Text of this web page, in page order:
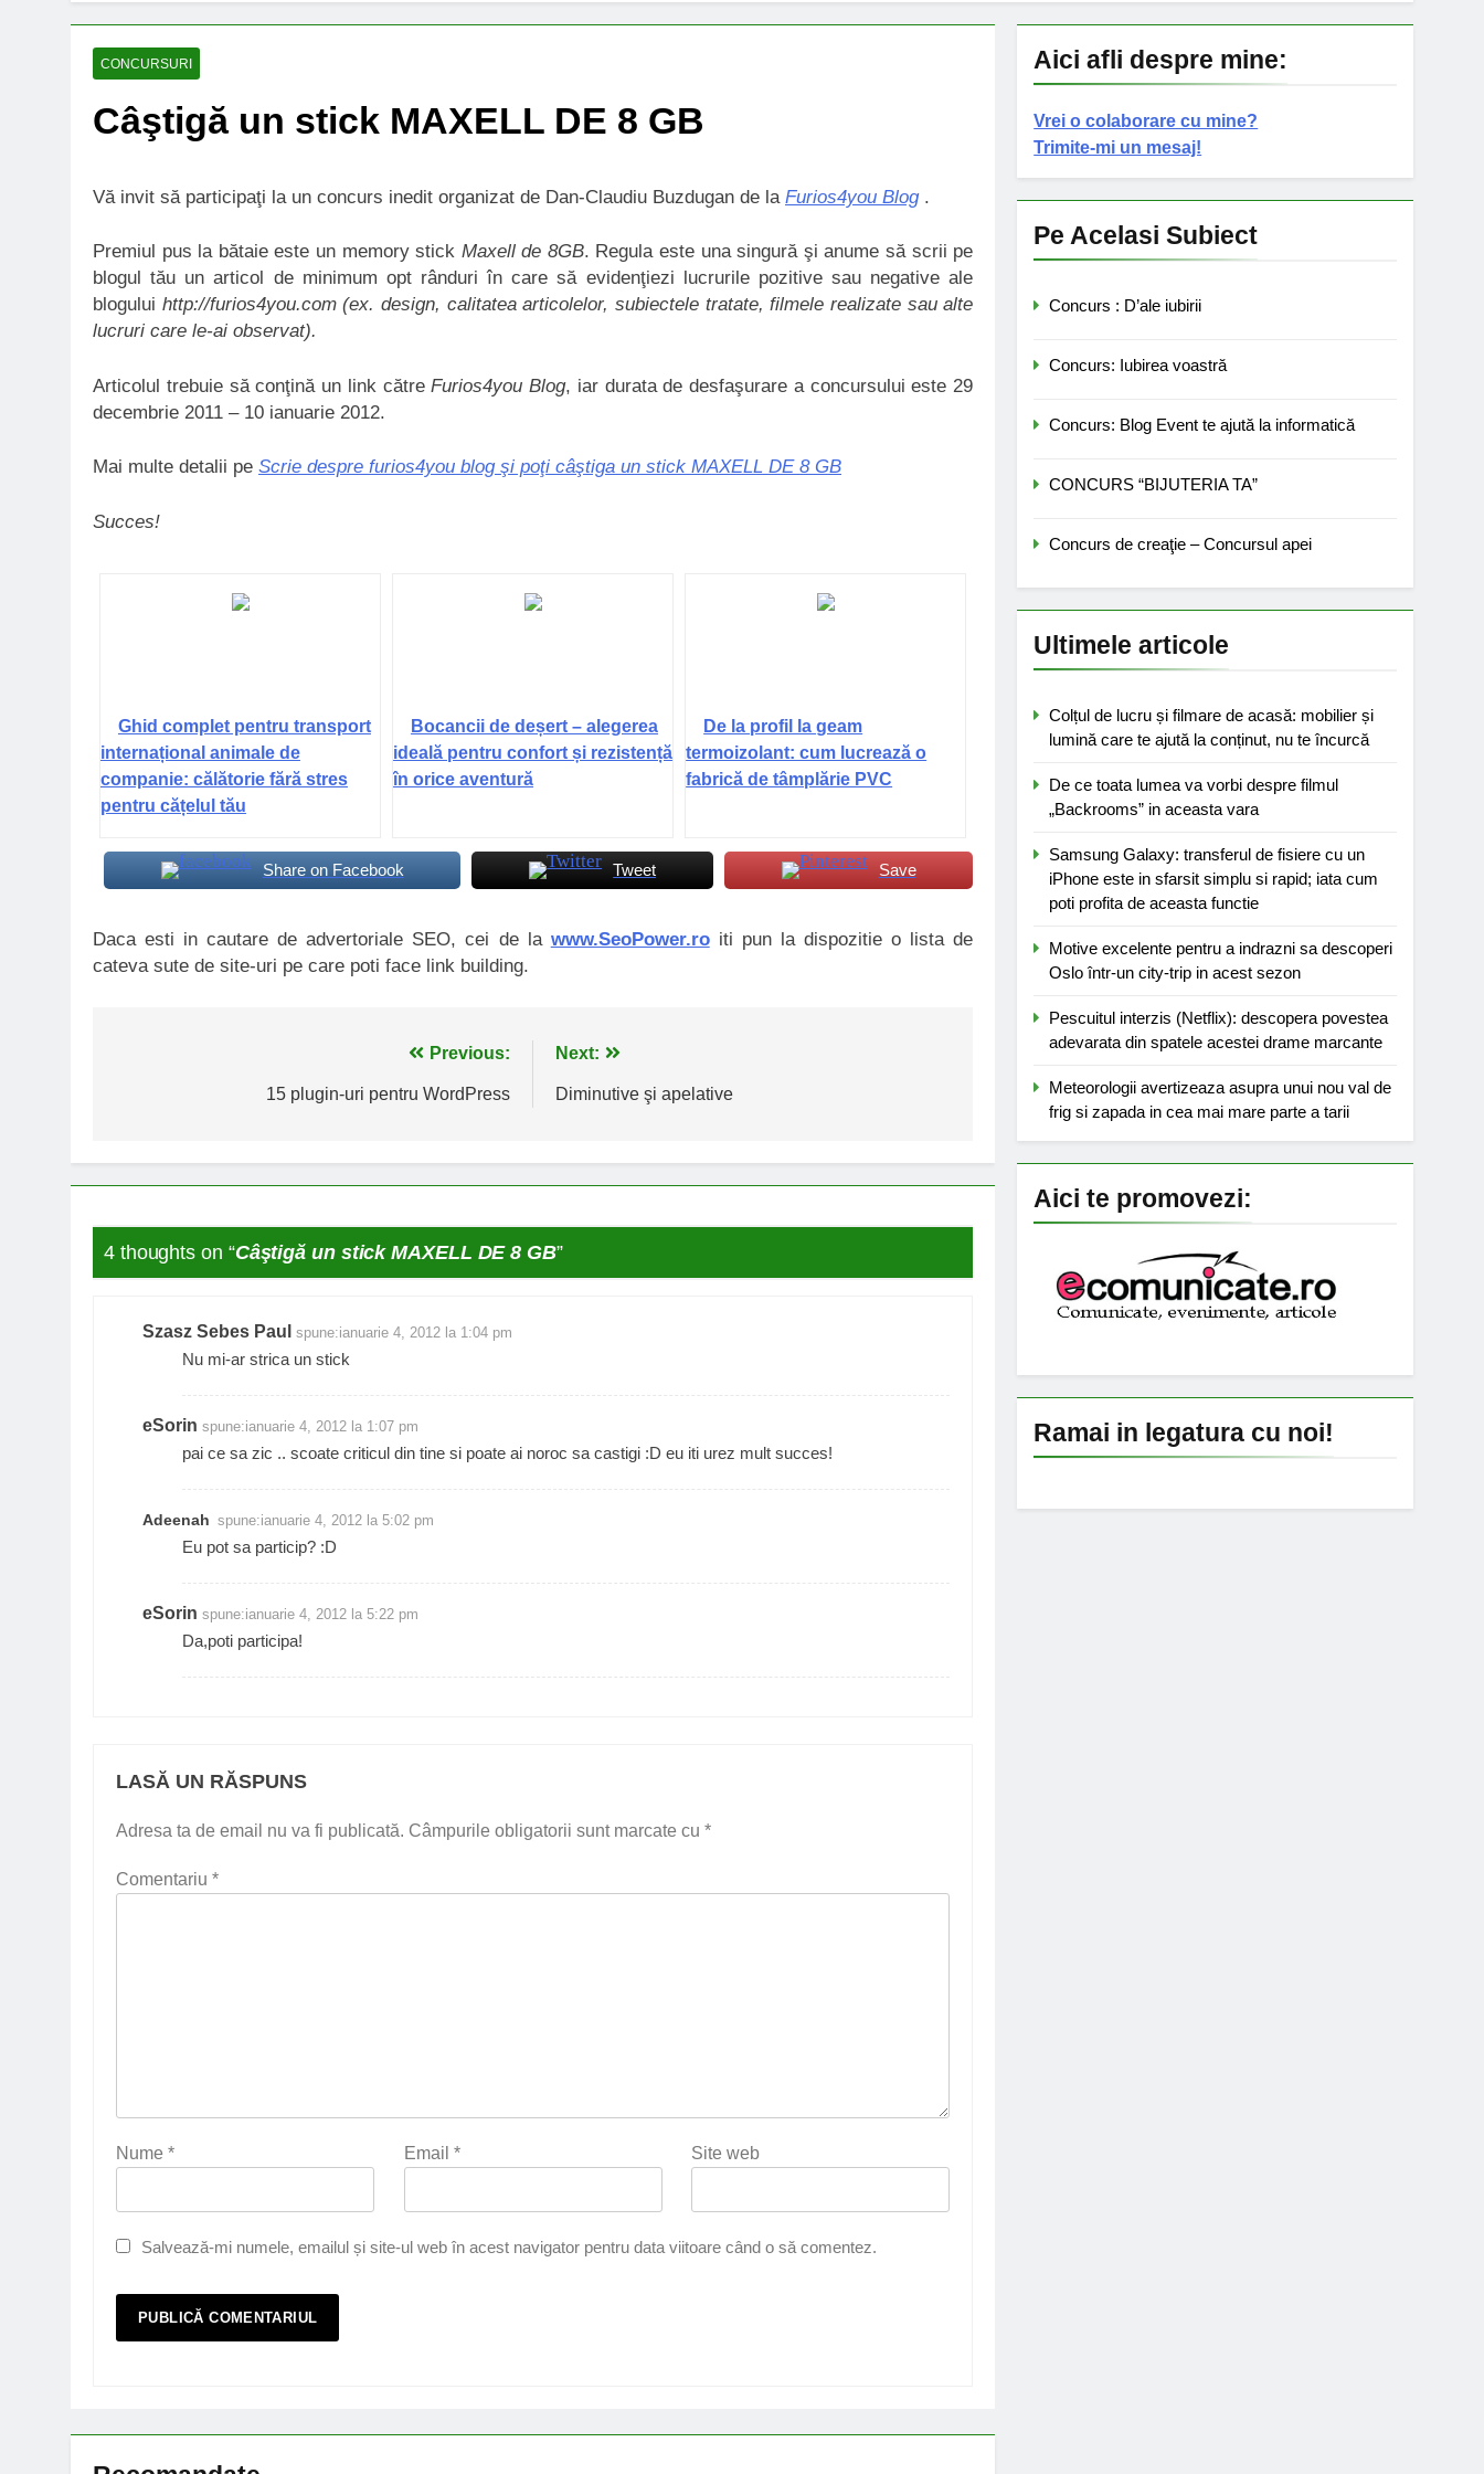
CONCURSURI
Câştigă un stick MAXELL DE 8 GB
Vă invit să participaţi la un concurs inedit organizat de Dan-Claudiu Buzdugan de la Furios4you Blog.
Premiul pus la bătaie este un memory stick Maxell de 8GB. Regula este una singură şi anume să scrii pe
blogul tău un articol de minimum opt rânduri în care să evidenţiezi lucrurile pozitive sau negative ale
blogului http://furios4you.com (ex. design, calitatea articolelor, subiectele tratate, filmele realizate sau alte
lucruri care le-ai observat).
Articolul trebuie să conţină un link cătreFurios4you Blog, iar durata de desfaşurare a concursului este 29
decembrie 2011 – 10 ianuarie 2012.
Mai multe detalii pe Scrie despre furios4you blog şi poţi câştiga un stick MAXELL DE 8 GB
Succes!
Ghid complet pentru transport
internațional animale de
companie: călătorie fără stres
pentru cățelul tău
Bocancii de deșert – alegerea
ideală pentru confort și rezistență
în orice aventură
De la profil la geam
termoizolant: cum lucrează o
fabrică de tâmplărie PVC
Share on Facebook Tweet Save
Daca esti in cautare de advertoriale SEO, cei de la www.SeoPower.roiti pun la dispozitie o lista de
cateva sute de site-uri pe care poti face link building.
Previous:
15 plugin-uri pentru WordPress
Next:
Diminutive şi apelative
4 thoughts on “Câştigă un stick MAXELL DE 8 GB”
Szasz Sebes Paul spune:ianuarie 4, 2012 la 1:04 pm
Nu mi-ar strica un stick
eSorin spune:ianuarie 4, 2012 la 1:07 pm
pai ce sa zic .. scoate criticul din tine si poate ai noroc sa castigi :D eu iti urez mult succes!
Adeenah spune:ianuarie 4, 2012 la 5:02 pm
Eu pot sa particip? :D
eSorin spune:ianuarie 4, 2012 la 5:22 pm
Da,poti participa!
LASĂ UN RĂSPUNS
Adresa ta de email nu va fi publicată. Câmpurile obligatorii sunt marcate cu *
Comentariu *
Nume * Email * Site web
Salvează-mi numele, emailul și site-ul web în acest navigator pentru data viitoare când o să comentez.
Aici afli despre mine:
Vrei o colaborare cu mine?
Trimite-mi un mesaj!
Pe Acelasi Subiect
Concurs : D’ale iubirii
Concurs: Iubirea voastră
Concurs: Blog Event te ajută la informatică
CONCURS “BIJUTERIA TA”
Concurs de creaţie – Concursul apei
Ultimele articole
Colțul de lucru și filmare de acasă: mobilier și
lumină care te ajută la conținut, nu te încurcă
De ce toata lumea va vorbi despre filmul
„Backrooms” in aceasta vara
Samsung Galaxy: transferul de fisiere cu un
iPhone este in sfarsit simplu si rapid; iata cum
poti profita de aceasta functie
Motive excelente pentru a indrazni sa descoperi
Oslo într-un city-trip in acest sezon
Pescuitul interzis (Netflix): descopera povestea
adevarata din spatele acestei drame marcante
Meteorologii avertizeaza asupra unui nou val de
frig si zapada in cea mai mare parte a tarii
Aici te promovezi:
Ramai in legatura cu noi!